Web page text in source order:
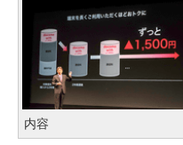
内容